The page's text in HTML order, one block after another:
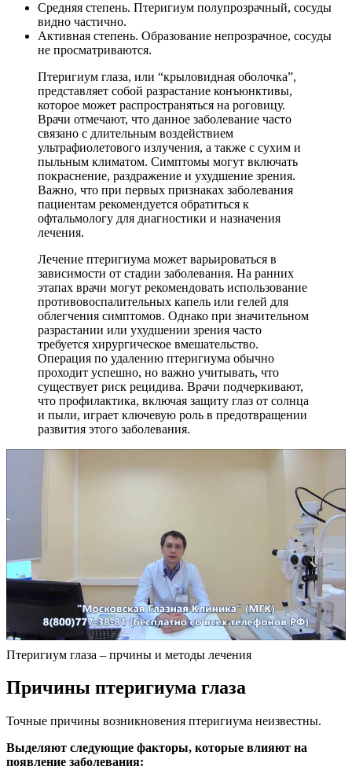
Средняя степень. Птеригиум полупрозрачный, сосуды
видно частично.
Активная степень. Образование непрозрачное, сосуды
не просматриваются.
Птеригиум глаза, или “крыловидная оболочка”,
представляет собой разрастание конъюнктивы,
которое может распространяться на роговицу.
Врачи отмечают, что данное заболевание часто
связано с длительным воздействием
ультрафиолетового излучения, а также с сухим и
пыльным климатом. Симптомы могут включать
покраснение, раздражение и ухудшение зрения.
Важно, что при первых признаках заболевания
пациентам рекомендуется обратиться к
офтальмологу для диагностики и назначения
лечения.
Лечение птеригиума может варьироваться в
зависимости от стадии заболевания. На ранних
этапах врачи могут рекомендовать использование
противовоспалительных капель или гелей для
облегчения симптомов. Однако при значительном
разрастании или ухудшении зрения часто
требуется хирургическое вмешательство.
Операция по удалению птеригиума обычно
проходит успешно, но важно учитывать, что
существует риск рецидива. Врачи подчеркивают,
что профилактика, включая защиту глаз от солнца
и пыли, играет ключевую роль в предотвращении
развития этого заболевания.
Птеригиум глаза – прчины и методы лечения
Причины птеригиума глаза
Точные причины возникновения птеригиума неизвестны.
Выделяют следующие факторы, которые влияют на
появление заболевания: